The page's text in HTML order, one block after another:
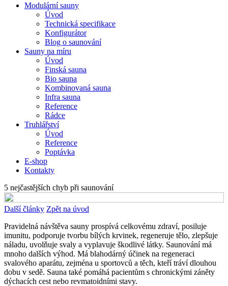
Modulární sauny
Úvod
Technická specifikace
Konfigurátor
Blog o saunování
Sauny na míru
Úvod
Finská sauna
Bio sauna
Kombinovaná sauna
Infra sauna
Reference
Rádce
Truhlářství
Úvod
Reference
Poptávka
E-shop
Kontakty
5 nejčastějších chyb při saunování
Další články Zpět na úvod
Pravidelná návštěva sauny prospívá celkovému zdraví, posiluje
imunitu, podporuje tvorbu bílých krvinek, regeneruje tělo, zlepšuje
náladu, uvolňuje svaly a vyplavuje škodlivé látky. Saunování má
mnoho dalších výhod. Má blahodárný účinek na regeneraci
svalového aparátu, zejména u sportovců a těch, kteří tráví dlouhou
dobu v sedě. Sauna také pomáhá pacientům s chronickými záněty
dýchacích cest nebo revmatoidními stavy.